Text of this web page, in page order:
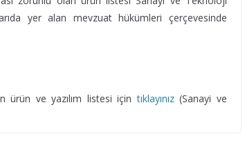
yer alan mevzuat hükümleri çerçevesinde
ürün ve yazılım listesi içintıklayınız(Sanayi ve